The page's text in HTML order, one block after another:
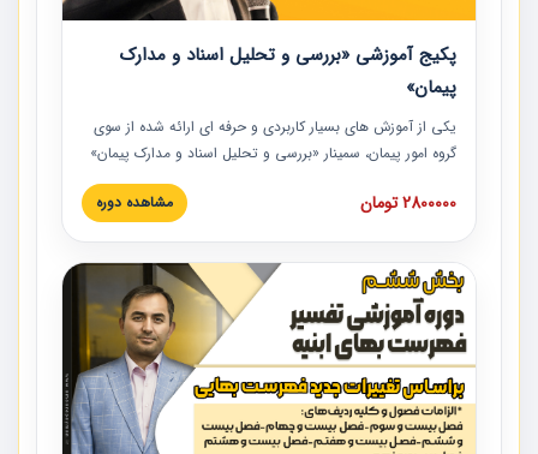
پکیج آموزشی «بررسی و تحلیل اسناد و مدارک
پیمان»
یکی از آموزش‏‏‏‏‏‏ های بسیار کاربردی و حرفه‏ ای ارائه شده از سوی
گروه امور پیمان، سمینار «بررسی و تحلیل اسناد و مدارک پیمان»
است که در دانشگاه صنعتی شریف ارائه شد. در این آموزش
نکات کلیدی مربوط به اسناد و مدارک پیمان، اولویت بندی اسناد
پیمان به همراه تجربیات عملی در این خصوص ارائه شده است.
2800000 تومان مشاهده دوره